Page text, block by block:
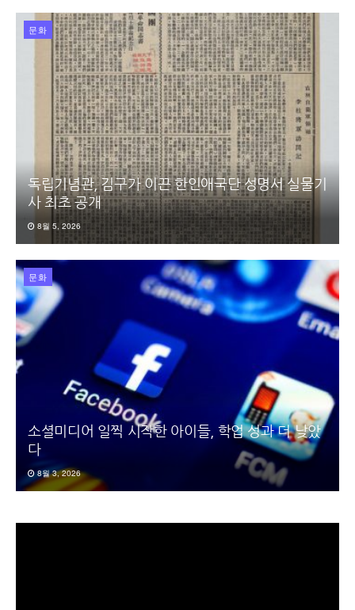
문화
독립기념관, 김구가 이끈 한인애국단 성명서 실물기
사 최초 공개
8월 5, 2026
문화
소셜미디어 일찍 시작한 아이들, 학업 성과 더 낮았
다
8월 3, 2026